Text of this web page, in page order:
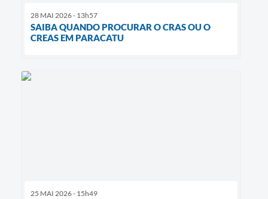
28 MAI 2026 - 13h57
SAIBA QUANDO PROCURAR O CRAS OU O
CREAS EM PARACATU
25 MAI 2026 - 15h49